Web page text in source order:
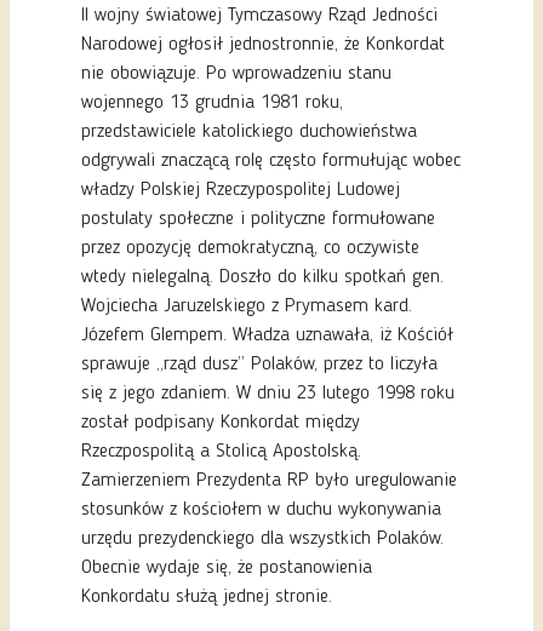
II wojny światowej Tymczasowy Rząd Jedności
Narodowej ogłosił jednostronnie, że Konkordat
nie obowiązuje. Po wprowadzeniu stanu
wojennego 13 grudnia 1981 roku,
przedstawiciele katolickiego duchowieństwa
odgrywali znaczącą rolę często formułując wobec
władzy Polskiej Rzeczypospolitej Ludowej
postulaty społeczne i polityczne formułowane
przez opozycję demokratyczną, co oczywiste
wtedy nielegalną. Doszło do kilku spotkań gen.
Wojciecha Jaruzelskiego z Prymasem kard.
Józefem Glempem. Władza uznawała, iż Kościół
sprawuje „rząd dusz” Polaków, przez to liczyła
się z jego zdaniem. W dniu 23 lutego 1998 roku
został podpisany Konkordat między
Rzeczpospolitą a Stolicą Apostolską.
Zamierzeniem Prezydenta RP było uregulowanie
stosunków z kościołem w duchu wykonywania
urzędu prezydenckiego dla wszystkich Polaków.
Obecnie wydaje się, że postanowienia
Konkordatu służą jednej stronie.